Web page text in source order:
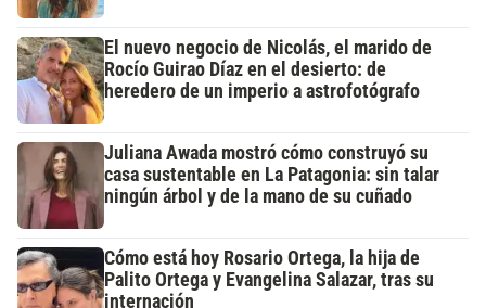
El nuevo negocio de Nicolás, el marido de
Rocío Guirao Díaz en el desierto: de
heredero de un imperio a astrofotógrafo
Juliana Awada mostró cómo construyó su
casa sustentable en La Patagonia: sin talar
ningún árbol y de la mano de su cuñado
Cómo está hoy Rosario Ortega, la hija de
Palito Ortega y Evangelina Salazar, tras su
internación